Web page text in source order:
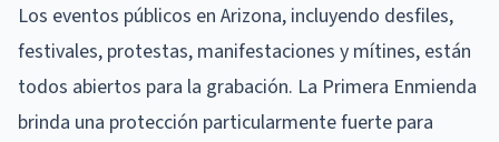
Los eventos públicos en Arizona, incluyendo desfiles,
festivales, protestas, manifestaciones y mítines, están
todos abiertos para la grabación. La Primera Enmienda
brinda una protección particularmente fuerte para